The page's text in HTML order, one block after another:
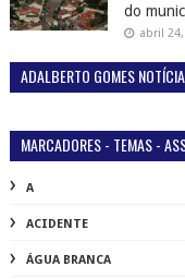
do
abril
ADALBERTO GOMES
MARCADORES - TEMAS -
A
ACIDENTE
ÁGUA BRANCA